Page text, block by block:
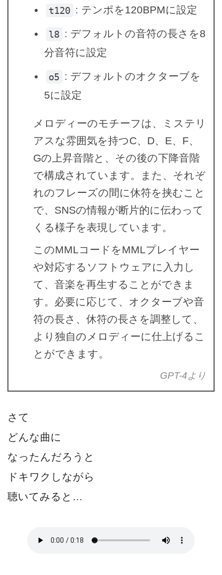
t120 : テンポを120BPMに設定
l8 : デフォルトの音符の長さを8
分音符に設定
o5
: デフォルトのオクターブを
5に設定
メロディーのモチーフは、ミステリ
アスな雰囲気を持つC、D、E、F、
Gの上昇音階と、その後の下降音階
で構成されています。また、それぞ
れのフレーズの間に休符を挟むこと
で、SNSの情報が断片的に伝わって
くる様子を表現しています。
このMMLコードをMMLプレイヤー
や対応するソフトウェアに入力し
て、音楽を再生することができま
す。必要に応じて、オクターブや音
符の長さ、休符の長さを調整して、
より独自のメロディーに仕上げるこ
とができます。
GPT-4より
さて
どんな曲に
なったんだろうと
ドキワクしながら
聴いてみると…